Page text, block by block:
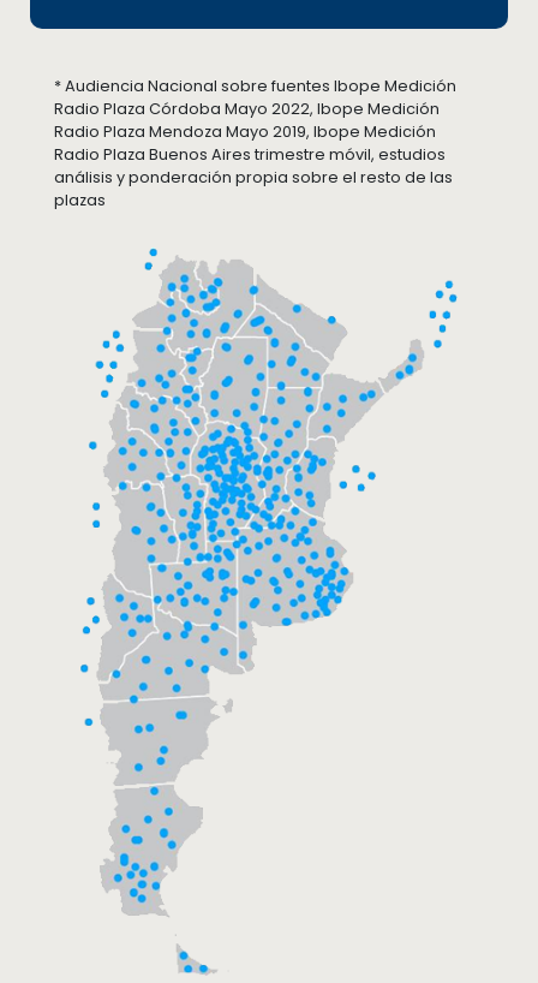
* Audiencia Nacional sobre fuentes Ibope Medición
Radio Plaza Córdoba Mayo 2022, Ibope Medición
Radio Plaza Mendoza Mayo 2019, Ibope Medición
Radio Plaza Buenos Aires trimestre móvil, estudios
análisis y ponderación propia sobre el resto de las
plazas